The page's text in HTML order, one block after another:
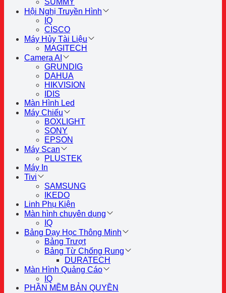
SUMMY
Hội Nghị Truyền Hình
IQ
CISCO
Máy Hủy Tài Liệu
MAGITECH
Camera AI
GRUNDIG
DAHUA
HIKVISION
IDIS
Màn Hình Led
Máy Chiếu
BOXLIGHT
SONY
EPSON
Máy Scan
PLUSTEK
Máy In
Tivi
SAMSUNG
IKEDO
Linh Phụ Kiện
Màn hình chuyên dụng
IQ
Bảng Dạy Học Thông Minh
Bảng Trượt
Bảng Từ Chống Rung
DURATECH
Màn Hình Quảng Cáo
IQ
PHẦN MỀM BẢN QUYỀN